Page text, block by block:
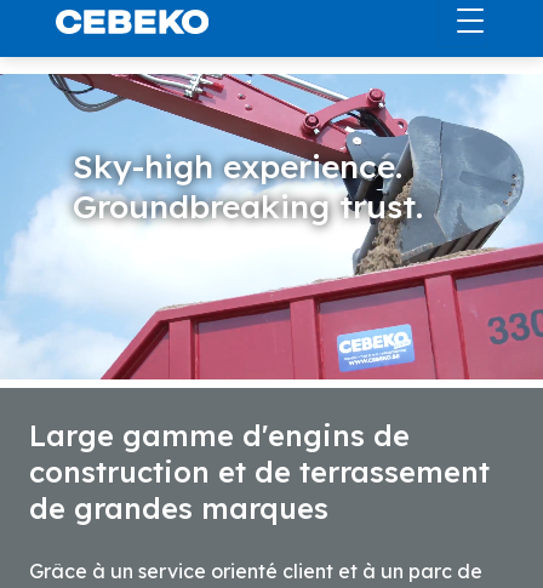
Sky-high experience.
Groundbreaking trust.
Large gamme d'engins de
construction et de terrassement
de grandes marques
Grâce à un service orienté client et à un parc de